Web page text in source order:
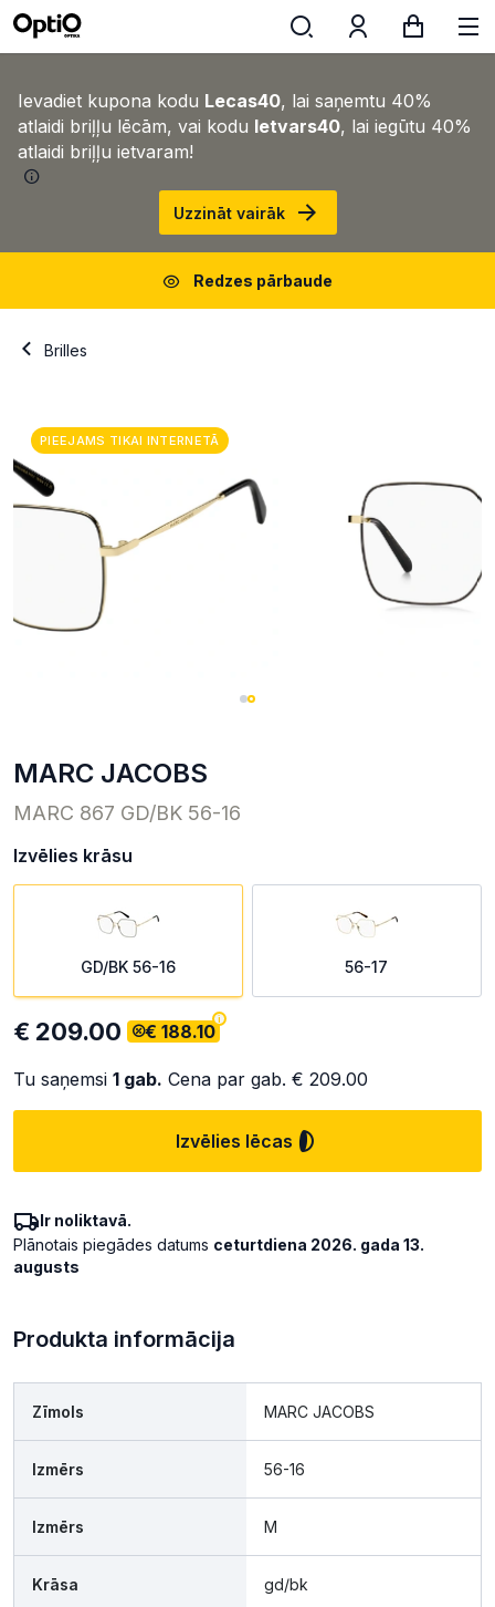
Ievadiet kupona kodu Lecas40, lai saņemtu 40%
atlaidi briļļu lēcām, vai kodu Ietvars40, lai iegūtu 40%
atlaidi briļļu ietvaram!
Uzzināt vairāk
Redzes pārbaude
Brilles
PIEEJAMS TIKAI INTERNETĀ
MARC JACOBS
MARC 867 GD/BK 56-16
Izvēlies krāsu
GD/BK 56-16 56-17
€ 209.00 € 188.10
Tu saņemsi 1 gab. Cena par gab. € 209.00
Izvēlies lēcas
Ir noliktavā.
Plānotais piegādes datums ceturtdiena 2026. gada 13.
augusts
Produkta informācija
Zīmols MARC JACOBS
Izmērs 56-16
Izmērs M
Krāsa gd/bk